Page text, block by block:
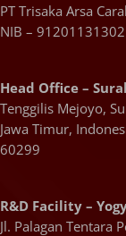
PT Trisaka Arsa
NIB –
Head Office –
Tenggilis Mejoyo,
Jawa Timur,
60299
R&D Facility –
Jl. Palagan Tentara